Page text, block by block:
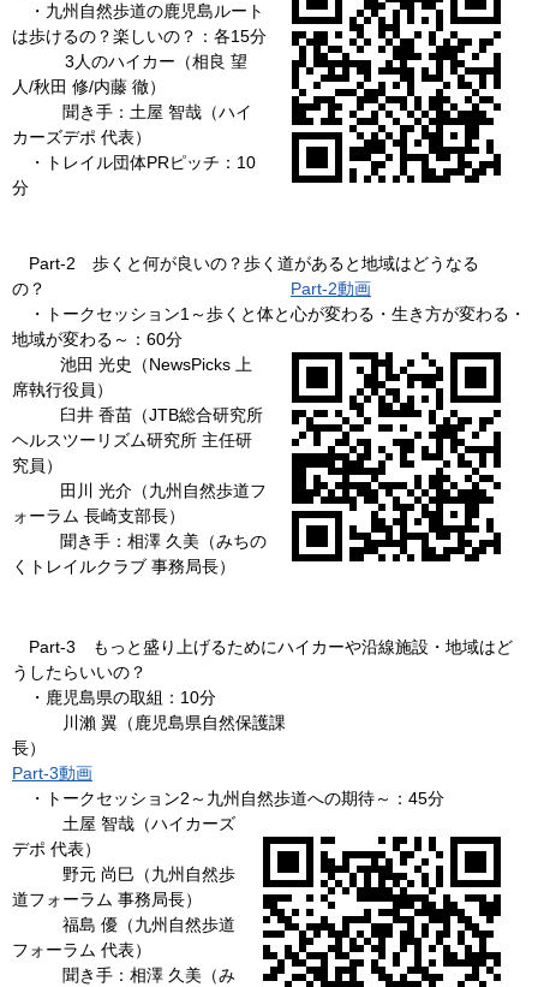
・九州自然歩道の鹿児島ルート
は歩けるの？楽しいの？：各15分
3人のハイカー（相良 望
人/秋田 修/内藤 徹）
聞き手：土屋 智哉（ハイ
カーズデポ 代表）
・トレイル団体PRピッチ：10
分
Part-2 歩くと何が良いの？歩く道があると地域はどうなる
の？ Part-2動画
・トークセッション1～歩くと体と心が変わる・生き方が変わる・
地域が変わる～：60分
池田 光史（NewsPicks 上
席執行役員）
臼井 香苗（JTB総合研究所
ヘルスツーリズム研究所 主任研
究員）
田川 光介（九州自然歩道フ
ォーラム 長崎支部長）
聞き手：相澤 久美（みちの
くトレイルクラブ 事務局長）
Part-3 もっと盛り上げるためにハイカーや沿線施設・地域はど
うしたらいいの？
・鹿児島県の取組：10分
川瀨 翼（鹿児島県自然保護課
長）
Part-3動画
・トークセッション2～九州自然歩道への期待～：45分
土屋 智哉（ハイカーズ
デポ 代表）
野元 尚巳（九州自然歩
道フォーラム 事務局長）
福島 優（九州自然歩道
フォーラム 代表）
聞き手：相澤 久美（み